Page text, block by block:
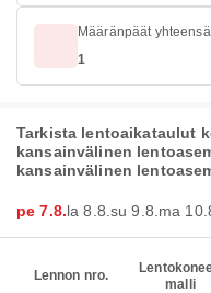
Määränpäät yhteensä
1
Tarkista lentoaikataulut
kansainvälinen
kansainvälinen
pe 7.8.la 8.8. su 9.8. ma
Lennon nro.
malli